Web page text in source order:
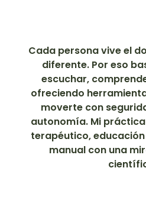
Cada persona vive el
diferente. Por eso
escuchar,
ofreciendo
moverte con
autonomía. Mi
terapéutico,
manual con una